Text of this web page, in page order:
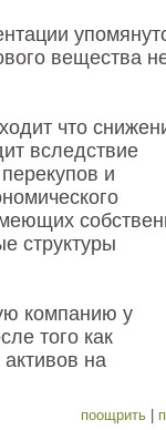
вещества
что
вследствие
и
структуры
компанию у
того как
на
поощрить |